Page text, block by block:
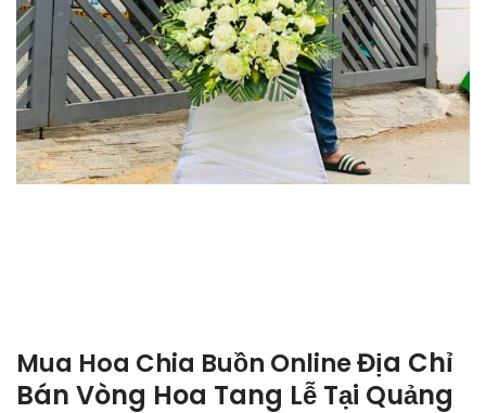
Mua Hoa Chia Buồn OnlineĐịa Chỉ
Bán Vòng Hoa Tang Lễ Tại Quảng